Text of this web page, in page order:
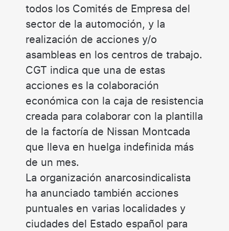
todos los Comités de Empresa del
sector de la automoción, y la
realización de acciones y/o
asambleas en los centros de trabajo.
CGT indica que una de estas
acciones es la colaboración
económica con la caja de resistencia
creada para colaborar con la plantilla
de la factoría de Nissan Montcada
que lleva en huelga indefinida más
de un mes.
La organización anarcosindicalista
ha anunciado también acciones
puntuales en varias localidades y
ciudades del Estado español para